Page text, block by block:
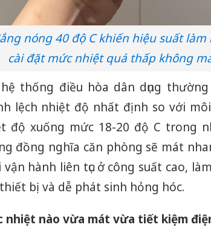
nóng 40 độ C khiến hiệu suất
cài đặt mức nhiệt quá thấp không
hệ thống điều hòa dân dụng
lệch nhiệt độ nhất định so với
độ xuống mức 18-20 độ C trong
đồng nghĩa căn phòng sẽ mát
vận hành liên tục ở công suất cao,
bị và dễ phát sinh hỏng hóc.
nhiệt nào vừa mát vừa tiết kiệm